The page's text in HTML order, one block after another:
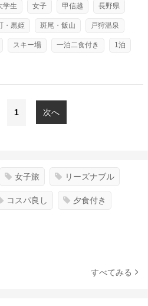
学生 女子 甲信越 長野県
・黒姫 斑尾・飯山 戸狩温泉
スキー場 一泊二食付き 1泊
1 次へ
女子旅 リーズナブル
コスパ良し 夕食付き
すべてみる